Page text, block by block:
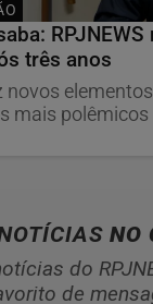
RPJNEWS
três anos
novos
mais polêmicos
NO
do
de